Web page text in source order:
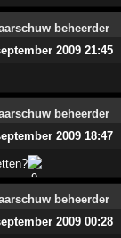
2009 21:45
2009 18:47
2009 00:28